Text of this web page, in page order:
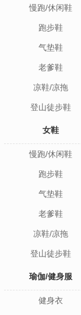
慢跑/休闲鞋
跑步鞋
气垫鞋
老爹鞋
凉鞋/凉拖
登山徒步鞋
女鞋
慢跑/休闲鞋
跑步鞋
气垫鞋
老爹鞋
凉鞋/凉拖
登山徒步鞋
瑜伽/健身服
健身衣